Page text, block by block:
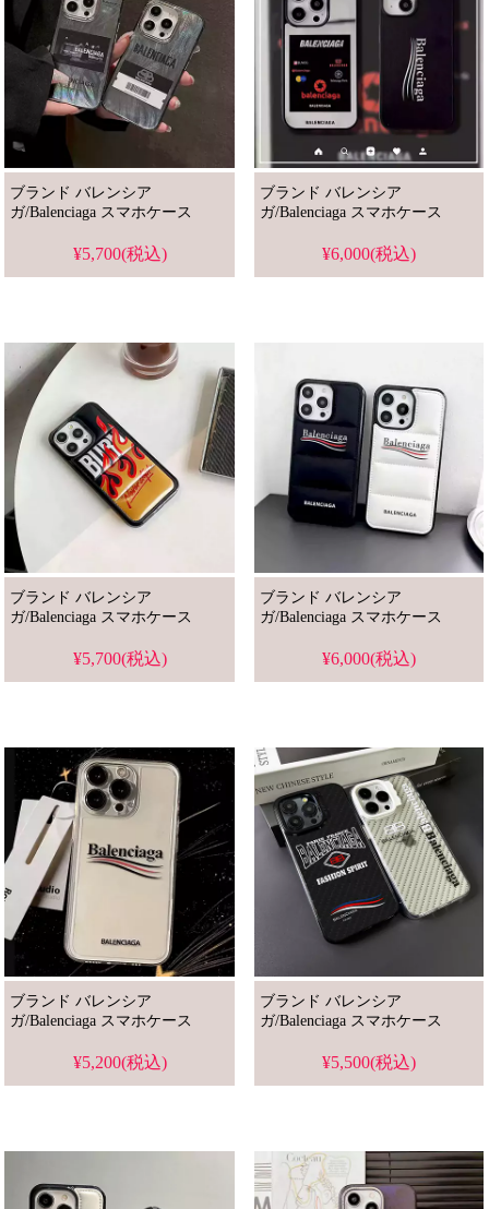
ブランド バレンシア
ガ/Balenciaga スマホケース
¥5,700(税込)
ブランド バレンシア
ガ/Balenciaga スマホケース
¥6,000(税込)
ブランド バレンシア
ガ/Balenciaga スマホケース
¥5,700(税込)
ブランド バレンシア
ガ/Balenciaga スマホケース
¥6,000(税込)
ブランド バレンシア
ガ/Balenciaga スマホケース
¥5,200(税込)
ブランド バレンシア
ガ/Balenciaga スマホケース
¥5,500(税込)